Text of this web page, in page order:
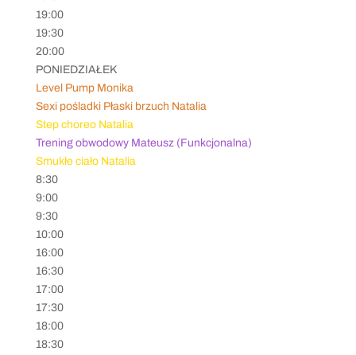
19:00
19:30
20:00
PONIEDZIAŁEK
Level Pump Monika
Sexi pośladki Płaski brzuch Natalia
Step choreo Natalia
Trening obwodowy Mateusz (Funkcjonalna)
Smukłe ciało Natalia
8:30
9:00
9:30
10:00
16:00
16:30
17:00
17:30
18:00
18:30